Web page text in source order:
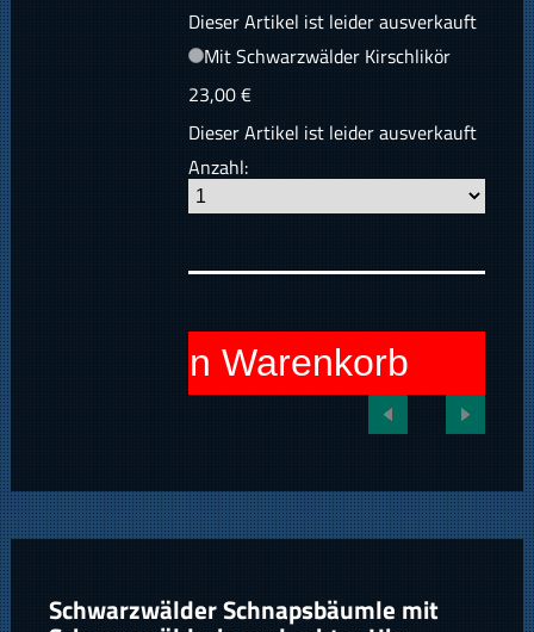
Dieser Artikel ist leider ausverkauft
Mit Schwarzwälder Kirschlikör
23,00 €
Dieser Artikel ist leider ausverkauft
Anzahl:
In den Warenkorb
Schwarzwälder Schnapsbäumle mit